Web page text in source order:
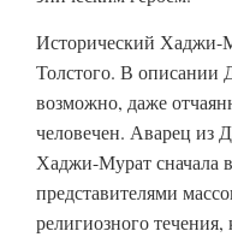
Исторический Хаджи-
Толстого. В описании
возможно, даже
человечен. Аварец из
Хаджи-Мурат сначала
представителями
религиозного течения,